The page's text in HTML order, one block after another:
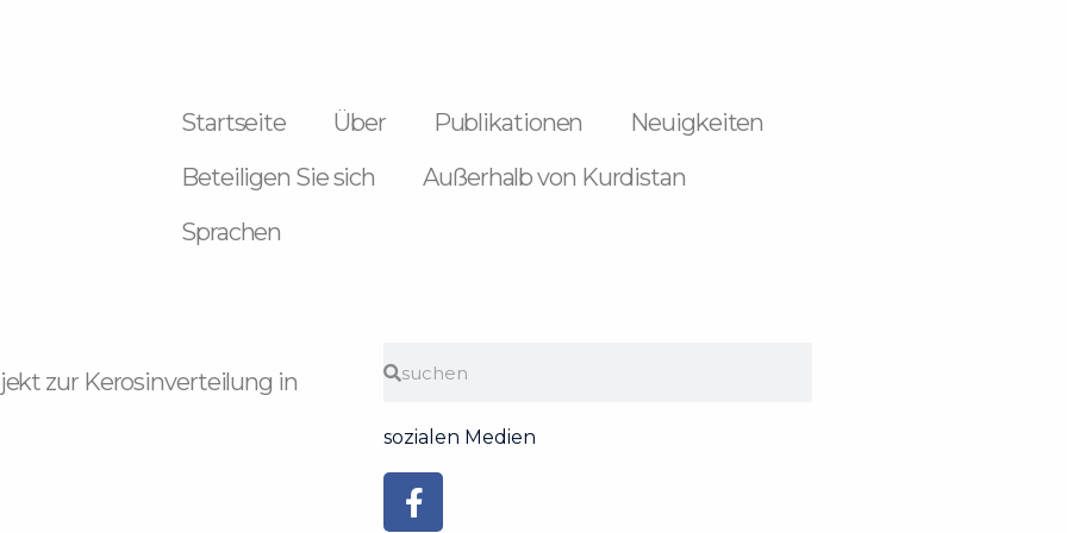
Startseite Über Publikationen
Neuigkeiten
Beteiligen Sie sich
Außerhalb von Kurdistan
Sprachen
zur Kerosinverteilung in
sozialen Medien
Facebook-
f
Youtube
Instagram
Flickr
Tiktok